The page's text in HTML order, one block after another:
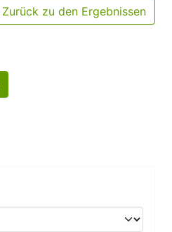
Zurück zu den Ergebnissen